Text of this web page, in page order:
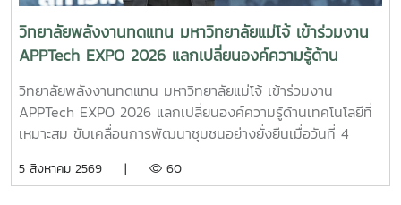
เยี่ยมชมห้องปฏิบัติการและศูนย์การเรียนรู้ด้านพลังงานของ
วิทยาลัย เพื่อสัมผัสบรรยากาศการเรียนรู้จากสถานที่จริงและเห็น
การประยุกต์ใช้องค์ความรู้ด้านวิศวกรรมพลังงานและเทคโนโลยี
พลังงานสะอาดอย่างเป็นรูปธรรม โอกาสนี้ วิทยาลัย
พลังงานทดแทนได้ประชาสัมพันธ์ หลักสูตรวิศวกรรมศาสตร
บัณฑิต สาขาวิชาวิศวกรรมพลังงาน (หลักสูตร 4 ปี) พร้อม
นักเรียนได้รับข้อมูลที่ครบถ้วนสำหรับการวางแผนศึกษาต่อใน
วิทยาลัยพลังงานทดแทน มหาวิทยาลัยแม่โจ้ เข้าร่วมงาน
APPTech EXPO 2026 แลกเปลี่ยนองค์ความรู้ด้าน
เทคโนโลยีที่เหมาะสม ขับเคลื่อนการพัฒนาชุมชนอย่าง
ยั่งยืน
วิทยาลัยพลังงานทดแทน มหาวิทยาลัยแม่โจ้ เข้าร่วมงาน
APPTech EXPO 2026 แลกเปลี่ยนองค์ความรู้ด้านเทคโนโลยีที่
เหมาะสม ขับเคลื่อนการพัฒนาชุมชนอย่างยั่งยืนเมื่อวันที่ 4
ช่วยศาสตราจารย์ ดร.ภคมน ปินตานา อาจารย์ประจำวิทยาลัย
5 สิงหาคม 2569 | 60